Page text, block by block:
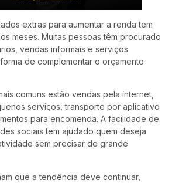
extras para aumentar a renda tem
meses. Muitas pessoas têm procurado
vendas informais e serviços
de complementar o orçamento
comuns estão vendas pela internet,
serviços, transporte por aplicativo
para encomenda. A facilidade de
sociais tem ajudado quem deseja
sem precisar de grande
que a tendência deve continuar,